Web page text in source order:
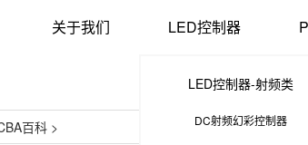
关于我们 LED控制器
LED控制器-射频类
DC射频幻彩控制器
百科 >